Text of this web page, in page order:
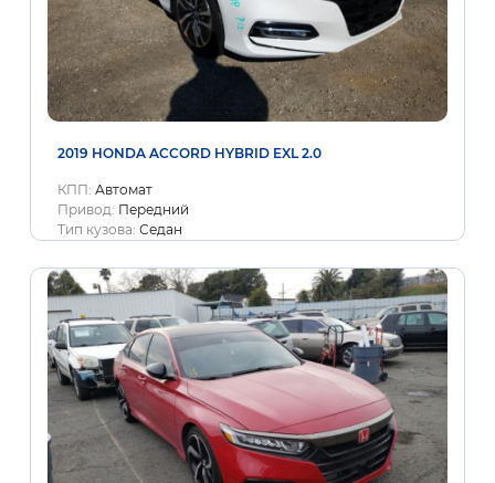
2019 HONDA ACCORD HYBRID EXL 2.0
КПП: Автомат
Привод: Передний
Тип кузова: Седан